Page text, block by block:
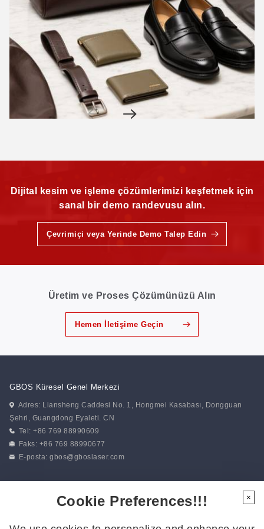
Dijital kesim ve işleme çözümlerimizi keşfetmek için
sanal bir demo randevusu alın.
Çevrimiçi veya Yerinde Demo Talep Edin
Üretim ve Proses Çözümünüzü Alın
Hemen İletişime Geçin
GBOS Küresel Genel Merkezi
Adres: Liansheng Caddesi No. 1, Hongmei Kasabası, Dongguan
Şehri, Guangdong Eyaleti. CN
Tel: +86 769 88990609
Faks: +86 769 88990677
E-posta:gbos@gboslaser.com
Cookie Preferences!!! ×